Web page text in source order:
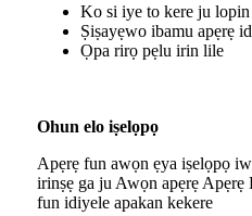
Ko si iye to kere ju lopin
Ṣiṣayẹwo ibamu apẹrẹ
Ọpa rirọ pẹlu irin lile
Ohun elo iṣelọpọ
Apẹrẹ fun awọn ẹya iṣelọpọ
irinṣẹ ga ju Awọn apẹrẹ
fun idiyele apakan kekere